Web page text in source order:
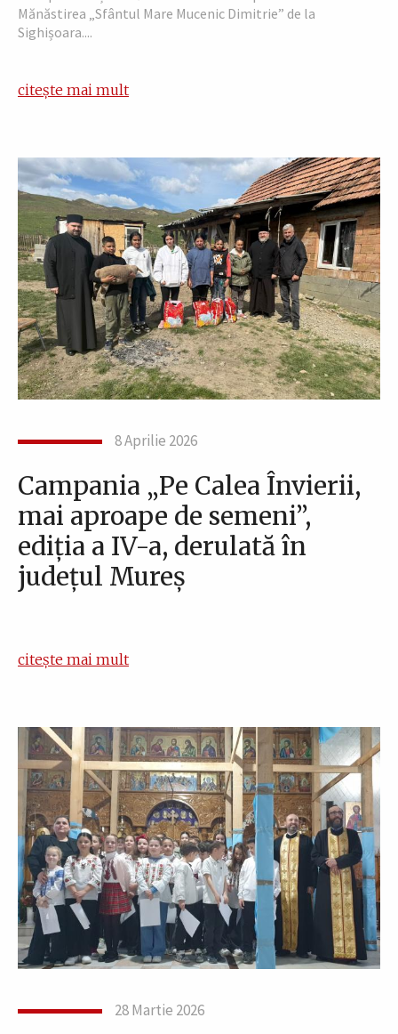
Mănăstirea „Sfântul Mare Mucenic Dimitrie” de la
Sighișoara....
citește mai mult
8 Aprilie 2026
Campania „Pe Calea Învierii,
mai aproape de semeni”,
ediția a IV-a, derulată în
județul Mureș
citește mai mult
28 Martie 2026